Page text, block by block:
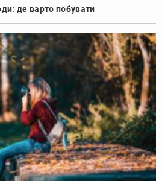
де варто побувати